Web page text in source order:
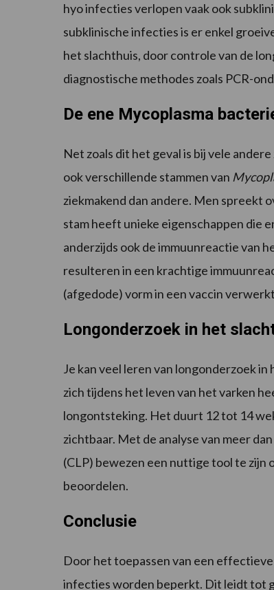
hyo infecties verlopen vaak ook
subklinische infecties is er enkel
het slachthuis, door controle van de
diagnostische methodes zoals PCR-
De ene Mycoplasma
Net zoals dit het geval is bij vele
ook verschillende stammen van
ziekmakend dan andere. Men spreekt
stam heeft unieke eigenschappen die
anderzijds ook de immuunreactie van
resulteren in een krachtige
(afgedode) vorm in een vaccin
Longonderzoek in het
Je kan veel leren van longonderzoek in
zich tijdens het leven van het varken
longontsteking. Het duurt 12 tot 14
zichtbaar. Met de analyse van meer
(CLP) bewezen een nuttige tool te zijn
beoordelen.
Conclusie
Door het toepassen van een
infecties worden beperkt. Dit leidt tot